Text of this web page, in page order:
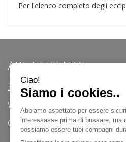
Per l'elenco completo degli
AREA UTENTE
Registrati
Wishlist
Contatti